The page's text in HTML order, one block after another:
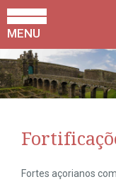
MENU
Fortes açorianos